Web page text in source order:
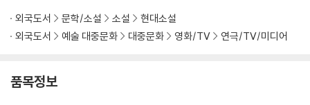
외국도서 문학/소설 소설
현대소설
외국도서
예술 대중문화 대중문화 영화/TV 연극/TV/미디어
품목정보